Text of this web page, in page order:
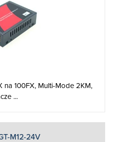
na 100FX, Multi-Mode 2KM,
...
M12-24V